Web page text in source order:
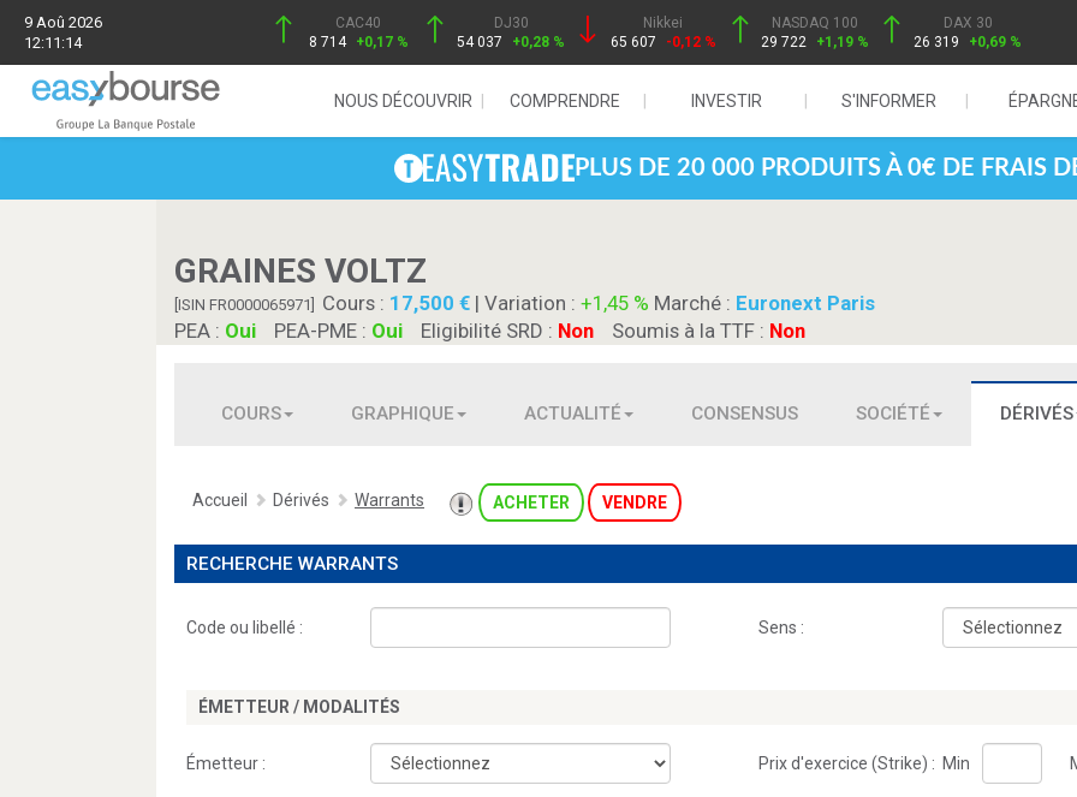
9 Aoû 2026
12:11:14
CAC40
8 714 +0,17 %
DJ30
54 037
+0,28 %
Nikkei
65 607
-0,12 %
NASDAQ 100
29 722
+1,19 %
DAX 30
26 319
+0,69 %
NOUS DÉCOUVRIR COMPRENDRE INVESTIR S'INFORMER
PLUS DE 20 000 PRODUITS À 0€ DE FRAIS
GRAINES VOLTZ
[ISIN FR0000065971] Cours : 17,500 | Variation : +1,45 % Marché : Euronext Paris
PEA : Oui PEA-PME : Oui Eligibilité SRD : Non Soumis à la TTF : Non
COURS GRAPHIQUE ACTUALITÉ CONSENSUS SOCIÉTÉ DÉRIVÉS
Accueil Dérivés Warrants ACHETER VENDRE
RECHERCHE WARRANTS
Code ou libellé : Sens :
ÉMETTEUR / MODALITÉS
Émetteur : Prix d'exercice (Strike) : Min